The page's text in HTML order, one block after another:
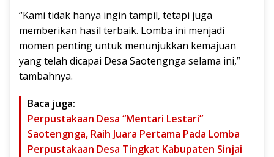
“Kami tidak hanya ingin tampil, tetapi juga
memberikan hasil terbaik. Lomba ini menjadi
momen penting untuk menunjukkan kemajuan
yang telah dicapai Desa Saotengnga selama ini,”
tambahnya.
Baca juga:
Perpustakaan Desa “Mentari Lestari”
Saotengnga, Raih Juara Pertama Pada Lomba
Perpustakaan Desa Tingkat Kabupaten Sinjai